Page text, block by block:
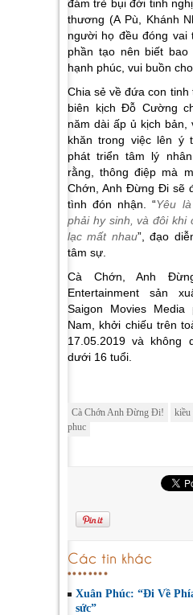
đám trẻ bụi đời tinh
thương (A Pù, Khánh
người họ đều đóng vai
phần tạo nên biết
hạnh phúc, vui buồn
Chia sẻ về đứa con tinh
biên kịch Đỗ Cường
năm dài ấp ủ kịch bản,
khăn trong việc lên ý
phát triển tâm lý
rằng, thông điệp mà
Chớn, Anh Đừng Đi sẽ
tình đón nhận. “Yêu
phải hy sinh, và đôi khi
lạc mất nhau”, đạo
tâm sự.
Cà Chớn, Anh
Entertainment sản
Saigon Movies
Nam, khởi chiếu trên
17.05.2019 và không
dưới 16 tuổi.
Cà Chớn Anh Đừng Đi! kiều
phuc
Các tin khác
Xuân Phúc: “Đi Về
sức”